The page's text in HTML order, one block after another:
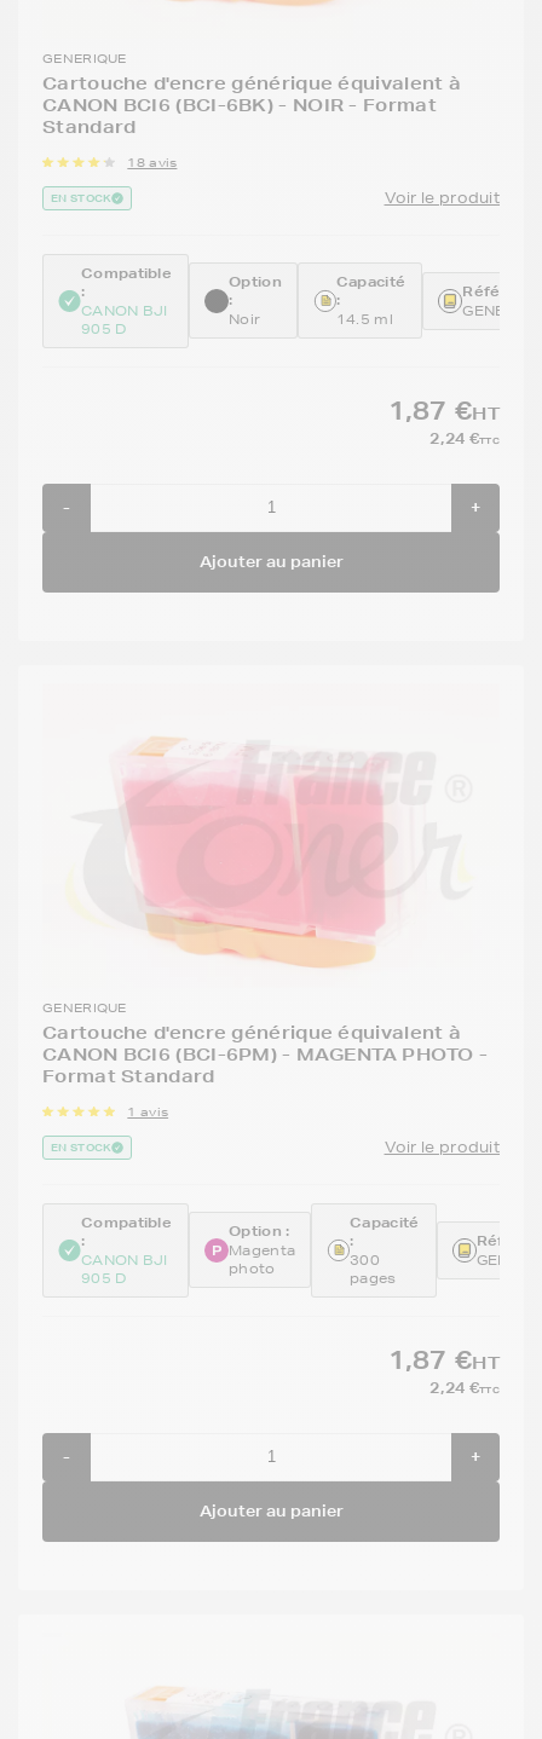
GENERIQUE
Cartouche d'encre générique équivalent à
CANON BCI6 (BCI-6BK) - NOIR - Format
Standard
18 avis
EN STOCK Voir le produit
Compatible
:
CANON BJI
905 D
Option
:
Noir
Capacité
:
14.5 ml
1,87 €HT
2,24 €TTC
- +
Ajouter au panier
GENERIQUE
Cartouche d'encre générique équivalent à
CANON BCI6 (BCI-6PM) - MAGENTA PHOTO -
Format Standard
1 avis
EN STOCK Voir le produit
Compatible
:
CANON BJI
905 D
Option :
Magenta
photo
Capacité
:
300
pages
1,87 €HT
2,24 €TTC
- +
Ajouter au panier